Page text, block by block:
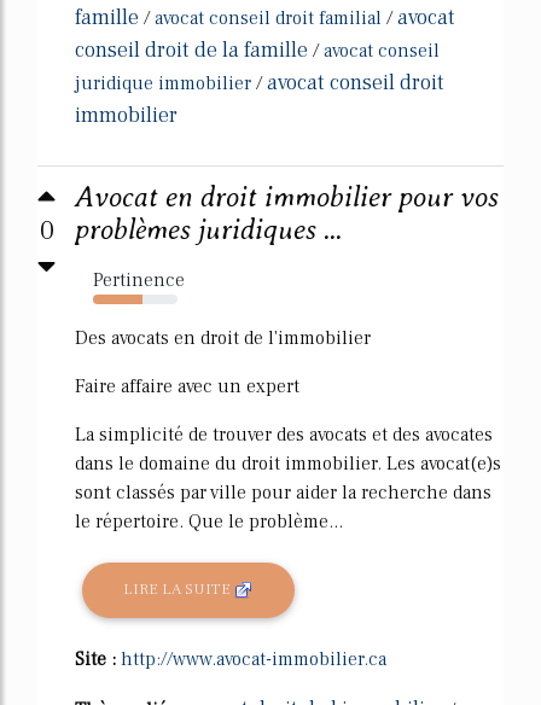
famille /avocat conseil droit familial /avocat
conseil droit de la famille /avocat conseil
juridique immobilier /avocat conseil droit
immobilier
0
Avocat en droit immobilier pour vos
problèmes juridiques ...
Pertinence
59%
Des avocats en droit de l'immobilier
Faire affaire avec un expert
La simplicité de trouver des avocats et des avocates
dans le domaine du droit immobilier. Les avocat(e)s
sont classés par ville pour aider la recherche dans
le répertoire. Que le problème...
LIRE LA SUITE
Site : http://www.avocat-immobilier.ca